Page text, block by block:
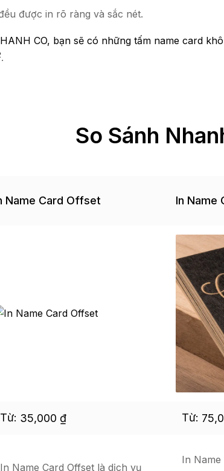
được in rõ ràng và sắc nét.
CO, bạn sẽ có những tấm name card
.
So Sánh
Name Card Offset In Name
Từ: 35,000 ₫ Từ:
In Name Card Offset là dịch vụ
In